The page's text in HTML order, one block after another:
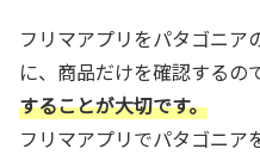
フリマアプリをパタゴニア
に、商品だけを確認するの
することが大切です。
フリマアプリでパタゴニア